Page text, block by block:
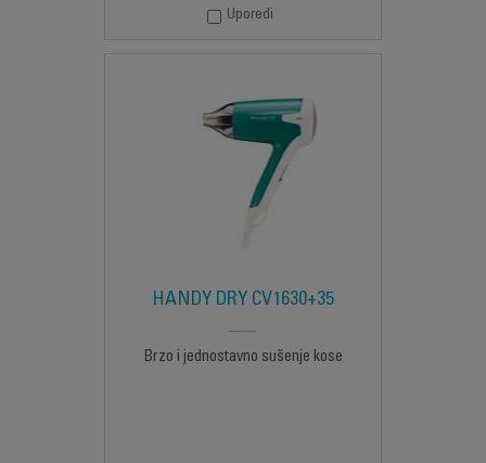
Uporedi
HANDY DRY CV1630+35
Brzo i jednostavno sušenje kose